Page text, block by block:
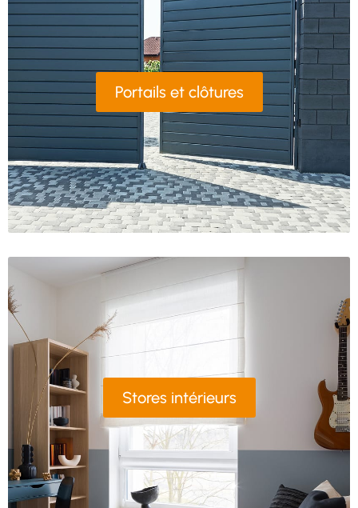
Portails et clôtures
Stores intérieurs